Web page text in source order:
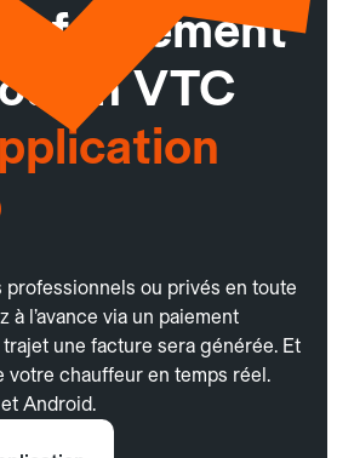
facilement
un VTC
professionnels ou privés en toute
à l’avance via un paiement
une facture sera générée. Et
votre chauffeur en temps réel.
Android.